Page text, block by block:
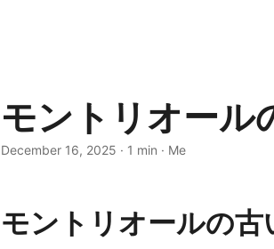
モントリオール
December 16, 2025 · 1 min · Me
モントリオールの古